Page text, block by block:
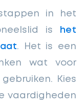
in het
is
het
. Het is een
wat voor
Kies
vaardigheden